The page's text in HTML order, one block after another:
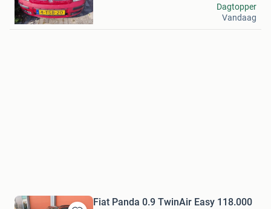
Super Schoonmaak
Leeuwarden
Dagtopper
Vandaag
Fiat Panda 0.9 TwinAir Easy 118.000